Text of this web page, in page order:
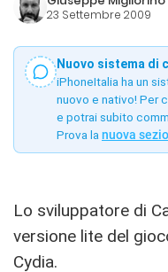
23 Settembre 2009
Nuovo sistema di
iPhoneItalia ha un
nuovo e nativo! Per
e potrai subito
Prova la nuova
Lo sviluppatore di
versione lite del
Cydia.